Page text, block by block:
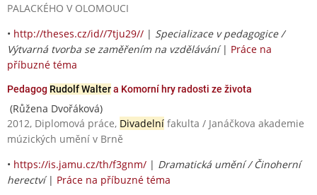
PALACKÉHO V OLOMOUCI
• http://theses.cz/id//7tju29// | Specializace v pedagogice /
Výtvarná tvorba se zaměřením na vzdělávání| Práce na
příbuzné téma
Pedagog Rudolf Waltera Komorní hry radosti ze života
(Růžena Dvořáková)
2012, Diplomová práce, Divadelní fakulta / Janáčkova akademie
múzických umění v Brně
• https://is.jamu.cz/th/f3gnm/ | Dramatická umění / Činoherní
herectví| Práce na příbuzné téma